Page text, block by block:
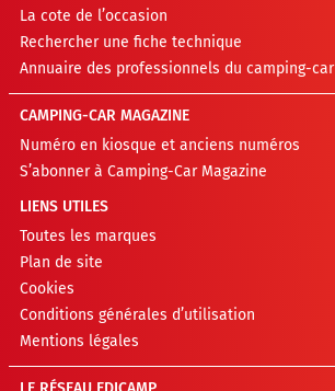
La cote de l’occasion
Rechercher une fiche technique
Annuaire des professionnels du camping-car
CAMPING-CAR MAGAZINE
Numéro en kiosque et anciens numéros
S’abonner à Camping-Car Magazine
LIENS UTILES
Toutes les marques
Plan de site
Cookies
Conditions générales d’utilisation
Mentions légales